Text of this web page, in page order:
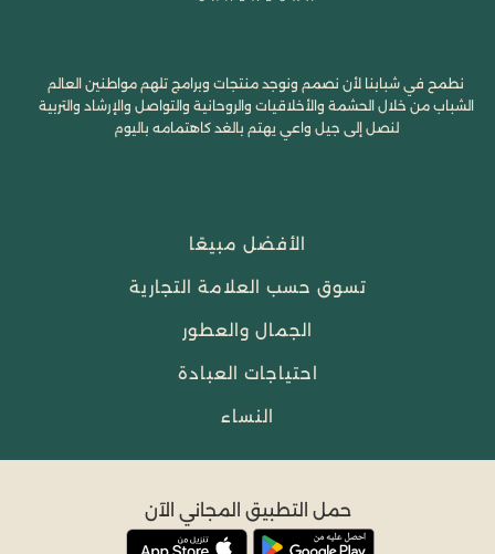
نطمح في شبابنا لأن نصمم ونوجد منتجات وبرامج تلهم مواطنين العالم
الشباب من خلال الحشمة والأخلاقيات والروحانية والتواصل والإرشاد والتربية
لنصل إلى جيل واعي يهتم بالغد كاهتمامه باليوم
الأفضل مبيعًا
تسوق حسب العلامة التجارية
الجمال والعطور
احتياجات العبادة
النساء
حمل التطبيق المجاني الآن